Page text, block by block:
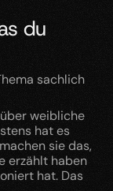
du
sachlich
weibliche
hat es
sie das,
erzählt haben
hat. Das